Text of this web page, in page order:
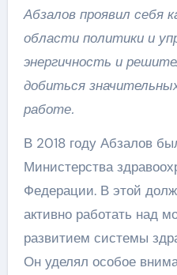
Абзалов проявил себя
области политики и
энергичность и
добиться
работе.
В 2018 году Абзалов
Министерства
Федерации. В этой
активно работать над
развитием системы
Он уделял особое